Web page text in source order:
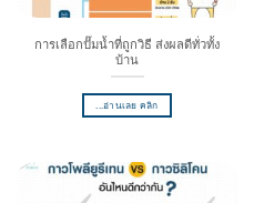
การเลือกปั๊มน้ำที่ถูกวิธี ส่งผลดีทั่วทั้ง
บ้าน
...อ่านเลย คลิก